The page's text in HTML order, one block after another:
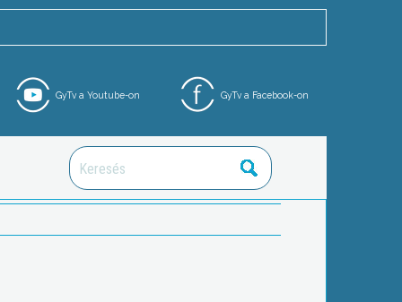
GyTv a Facebook-on
GyTv a Youtube-on